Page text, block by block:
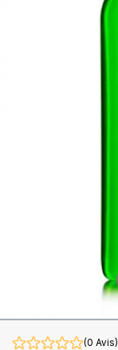
(0 Avis)